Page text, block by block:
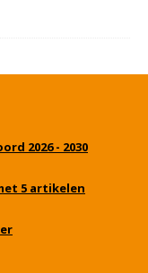
2026 - 2030
5 artikelen